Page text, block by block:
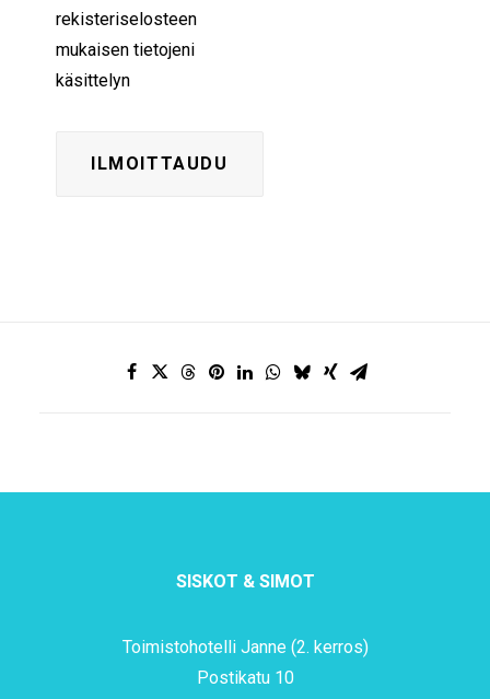
rekisteriselosteen
mukaisen tietojeni
käsittelyn
SISKOT & SIMOT
Toimistohotelli Janne (2. kerros)
Postikatu 10